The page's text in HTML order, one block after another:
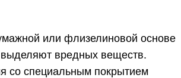
или флизелиновой основе
вредных веществ.
со специальным покрытием